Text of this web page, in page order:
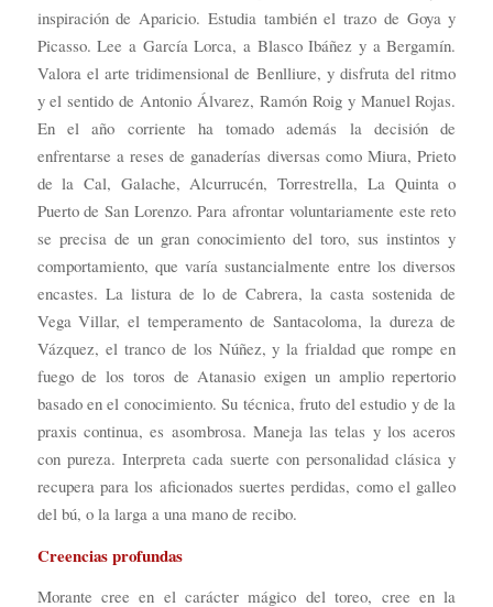
inspiración de Aparicio. Estudia también el trazo de Goya y
Picasso. Lee a García Lorca, a Blasco Ibáñez y a Bergamín.
Valora el arte tridimensional de Benlliure, y disfruta del ritmo
y el sentido de Antonio Álvarez, Ramón Roig y Manuel Rojas.
En el año corriente ha tomado además la decisión de
enfrentarse a reses de ganaderías diversas como Miura, Prieto
de la Cal, Galache, Alcurrucén, Torrestrella, La Quinta o
Puerto de San Lorenzo. Para afrontar voluntariamente este reto
se precisa de un gran conocimiento del toro, sus instintos y
comportamiento, que varía sustancialmente entre los diversos
encastes. La listura de lo de Cabrera, la casta sostenida de
Vega Villar, el temperamento de Santacoloma, la dureza de
Vázquez, el tranco de los Núñez, y la frialdad que rompe en
fuego de los toros de Atanasio exigen un amplio repertorio
basado en el conocimiento. Su técnica, fruto del estudio y de la
praxis continua, es asombrosa. Maneja las telas y los aceros
con pureza. Interpreta cada suerte con personalidad clásica y
recupera para los aficionados suertes perdidas, como el galleo
del bú, o la larga a una mano de recibo.
Creencias profundas
Morante cree en el carácter mágico del toreo, cree en la